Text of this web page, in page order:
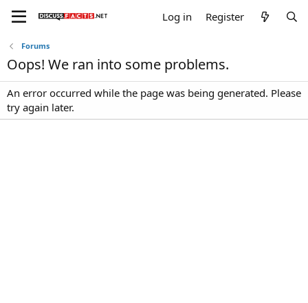
Log in Register
Forums
Oops! We ran into some problems.
An error occurred while the page was being generated. Please
try again later.